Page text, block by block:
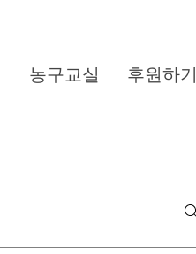
농구교실 후원하기